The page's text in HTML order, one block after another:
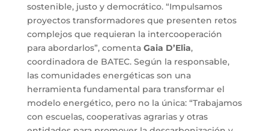
sostenible, justo y democrático. “Impulsamos
proyectos transformadores que presenten retos
complejos que requieran la intercooperación
para abordarlos”, comenta Gaia D’Elia,
coordinadora de BATEC. Según la responsable,
las comunidades energéticas son una
herramienta fundamental para transformar el
modelo energético, pero no la única: “Trabajamos
con escuelas, cooperativas agrarias y otras